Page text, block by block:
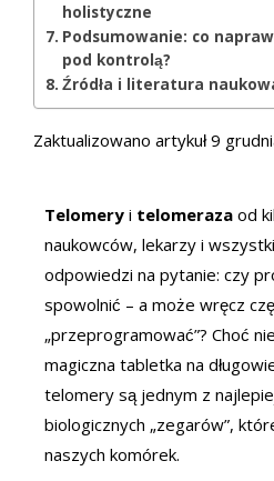
holistyczne
Podsumowanie: co
pod kontrolą?
Źródła i literatura
Zaktualizowano artykuł 9
Telomery i telomeraza od
naukowców, lekarzy i
odpowiedzi na pytanie: czy
spowolnić – a może wręcz
„przeprogramować”? Choć
magiczna tabletka na
telomery są jednym z
biologicznych „zegarów”,
naszych komórek.